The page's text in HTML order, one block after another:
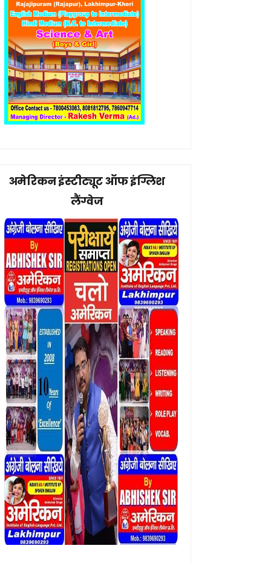
अमेरिकन इंस्टीट्यूट ऑफ इंग्लिश
लैंग्वेज